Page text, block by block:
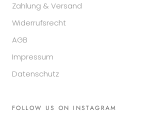
Zahlung & Versand
Widerrufsrecht
AGB
Impressum
Datenschutz
FOLLOW US ON INSTAGRAM